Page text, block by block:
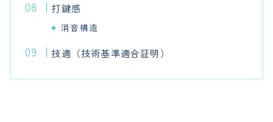
打鍵感
消音構造
技適（技術基準適合証明）